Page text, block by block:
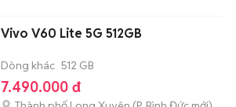
Vivo V60 Lite 5G 512GB
Dòng khác 512 GB
7.490.000 đ